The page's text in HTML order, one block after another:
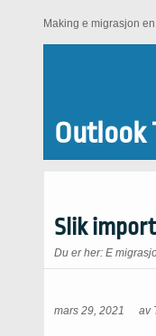
Making e migrasjon
Outlook
Slik
Du er her: E
mars 29, 2021 av